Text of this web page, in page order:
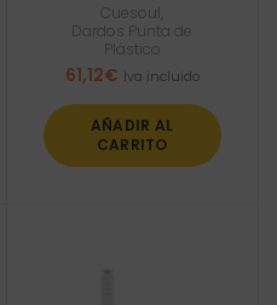
Cuesoul
Dardos Punta de
Plástico
61,12€ Iva incluido
AÑADIR AL
CARRITO